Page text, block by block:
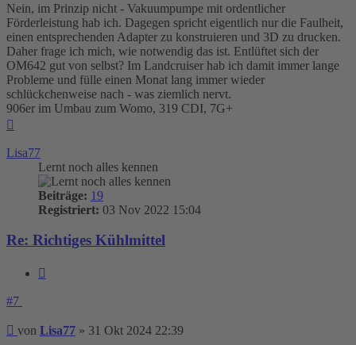
Nein, im Prinzip nicht - Vakuumpumpe mit ordentlicher
Förderleistung hab ich. Dagegen spricht eigentlich nur die Faulheit,
einen entsprechenden Adapter zu konstruieren und 3D zu drucken.
Daher frage ich mich, wie notwendig das ist. Entlüftet sich der
OM642 gut von selbst? Im Landcruiser hab ich damit immer lange
Probleme und fülle einen Monat lang immer wieder
schlückchenweise nach - was ziemlich nervt.
906er im Umbau zum Womo, 319 CDI, 7G+
Lisa77
Lernt noch alles kennen
Beiträge: 19
Registriert: 03 Nov 2022 15:04
Re: Richtiges Kühlmittel
#7
Beitrag
von Lisa77 » 31 Okt 2024 22:39